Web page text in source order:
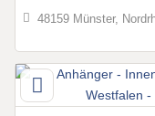
48159 Münster,